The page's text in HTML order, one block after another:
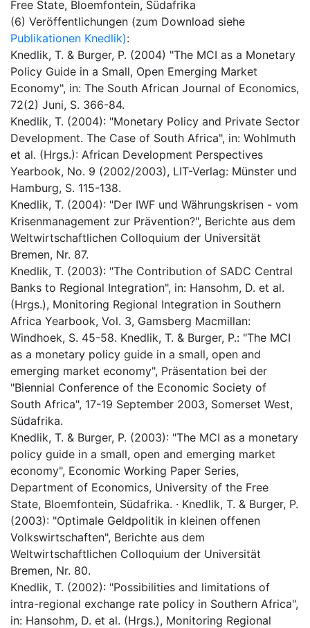
Free State, Bloemfontein, Südafrika
(6) Veröffentlichungen (zum Download siehe
Publikationen Knedlik):
Knedlik, T. & Burger, P. (2004) "The MCI as a Monetary
Policy Guide in a Small, Open Emerging Market
Economy", in: The South African Journal of Economics,
72(2) Juni, S. 366-84.
Knedlik, T. (2004): "Monetary Policy and Private Sector
Development. The Case of South Africa", in: Wohlmuth
et al. (Hrgs.): African Development Perspectives
Yearbook, No. 9 (2002/2003), LIT-Verlag: Münster und
Hamburg, S. 115-138.
Knedlik, T. (2004): "Der IWF und Währungskrisen - vom
Krisenmanagement zur Prävention?", Berichte aus dem
Weltwirtschaftlichen Colloquium der Universität
Bremen, Nr. 87.
Knedlik, T. (2003): "The Contribution of SADC Central
Banks to Regional Integration", in: Hansohm, D. et al.
(Hrgs.), Monitoring Regional Integration in Southern
Africa Yearbook, Vol. 3, Gamsberg Macmillan:
Windhoek, S. 45-58. Knedlik, T. & Burger, P.: "The MCI
as a monetary policy guide in a small, open and
emerging market economy", Präsentation bei der
"Biennial Conference of the Economic Society of
South Africa", 17-19 September 2003, Somerset West,
Südafrika.
Knedlik, T. & Burger, P. (2003): "The MCI as a monetary
policy guide in a small, open and emerging market
economy", Economic Working Paper Series,
Department of Economics, University of the Free
State, Bloemfontein, Südafrika. · Knedlik, T. & Burger, P.
(2003): "Optimale Geldpolitik in kleinen offenen
Volkswirtschaften", Berichte aus dem
Weltwirtschaftlichen Colloquium der Universität
Bremen, Nr. 80.
Knedlik, T. (2002): "Possibilities and limitations of
intra-regional exchange rate policy in Southern Africa",
in: Hansohm, D. et al. (Hrgs.), Monitoring Regional